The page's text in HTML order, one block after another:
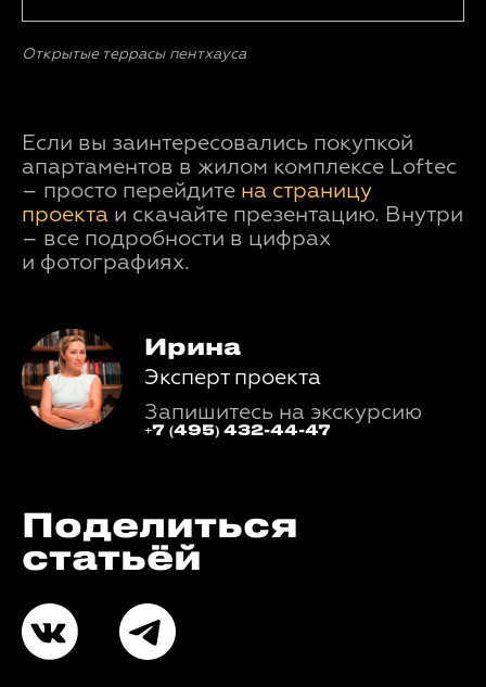
Открытые террасы пентхауса
Если вы заинтересовались покупкой
апартаментов в жилом комплексе Loftec
– просто перейдите на страницу
проекта и скачайте презентацию. Внутри
– все подробности в цифрах
и фотографиях.
Ирина
Эксперт проекта
Запишитесь на экскурсию
+7 (495) 432-44-47
Поделиться
статьёй